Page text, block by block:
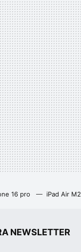
16 pro iPad Air
NEWSLETTER